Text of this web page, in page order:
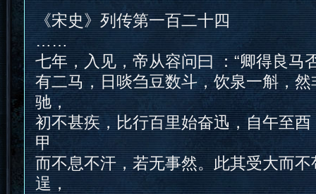
《宋史》列传第一百二十四
……
七年，入见，帝从容问曰 ：“卿得良马
有二马，日啖刍豆数斗，饮泉一斛，
驰，
初不甚疾，比行百里始奋迅，自午至
甲
而不息不汗，若无事然。此其受大而
逞，